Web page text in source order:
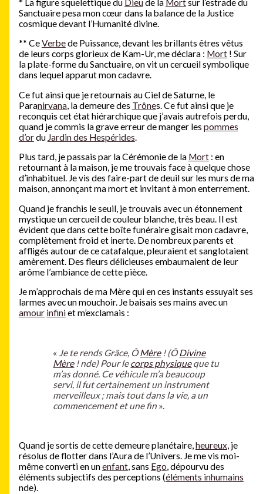
* La figure squelettique du Dieude la Mortsur l’estrade du
Sanctuaire pesa mon cœur dans la balance de la Justice
cosmique devant l’Humanité divine.
** CeVerbede Puissance, devant les brillants êtres vêtus
de leurs corps glorieux de Kam-Ur, me déclara : Mort! Sur
la plate-forme du Sanctuaire, on vit un cercueil symbolique
dans lequel apparut mon cadavre.
Ce fut ainsi que je retournais au Ciel de Saturne, le
Paranirvana, la demeure des Trônes. Ce fut ainsi que je
reconquis cet état hiérarchique que j’avais autrefois perdu,
quand je commis la grave erreur de manger les pommes
d’ordu Jardin des Hespérides.
Plus tard, je passais par la Cérémonie de la Mort: en
retournant à la maison, je me trouvais face à quelque chose
d’inhabituel. Je vis des faire-part de deuil sur les murs de ma
maison, annonçant ma mort et invitant à mon enterrement.
Quand je franchis le seuil, je trouvais avec un étonnement
mystique un cercueil de couleur blanche, très beau. Il est
évident que dans cette boîte funéraire gisait mon cadavre,
complètement froid et inerte. De nombreux parents et
affligés autour de ce catafalque, pleuraient et sanglotaient
amèrement. Des fleurs délicieuses embaumaient de leur
arôme l’ambiance de cette pièce.
Je m’approchais de ma Mère qui en ces instants essuyait ses
larmes avec un mouchoir. Je baisais ses mains avec un
amour infiniet m’exclamais :
« Je te rends Grâce, ÔMère! (ÔDivine
Mère! nde) Pour lecorps physiqueque tu
m’as donné. Ce véhicule m’a beaucoup
servi, il fut certainement un instrument
merveilleux ; mais tout dans la vie, a un
commencement et une fin ».
Quand je sortis de cette demeure planétaire,heureux, je
résolus de flotter dans l’Aura de l’Univers. Je me vis moi-
même converti en unenfant, sans Ego, dépourvu des
éléments subjectifs des perceptions (éléments inhumains
nde).